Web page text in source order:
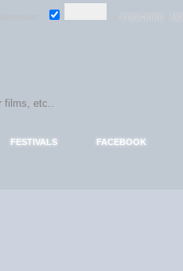
FESTIVALS FACEBOOK